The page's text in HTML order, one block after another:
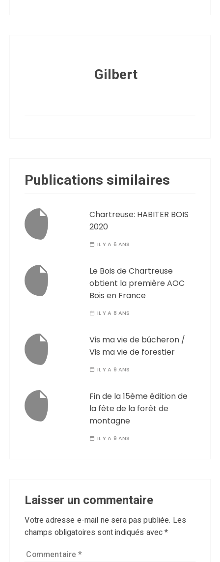
Gilbert
Publications similaires
Chartreuse: HABITER BOIS
2020
IL Y A 6 ANS
Le Bois de Chartreuse
obtient la première AOC
Bois en France
IL Y A 8 ANS
Vis ma vie de bûcheron /
Vis ma vie de forestier
IL Y A 9 ANS
Fin de la 15ème édition de
la fête de la forêt de
montagne
IL Y A 9 ANS
Laisser un commentaire
Votre adresse e-mail ne sera pas publiée. Les
champs obligatoires sont indiqués avec*
Commentaire*